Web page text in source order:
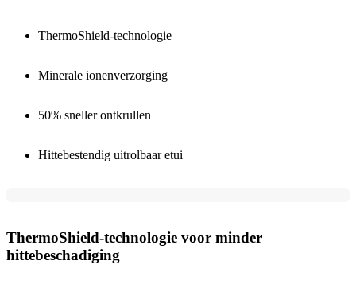
ThermoShield-technologie
Minerale ionenverzorging
50% sneller ontkrullen
Hittebestendig uitrolbaar etui
ThermoShield-technologie voor minder
hittebeschadiging